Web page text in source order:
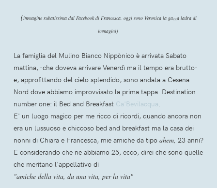
(immagine rubatissima dal Facebook di Francesca, oggi sono Veronica la gazza ladra di
immagini)
La famiglia del Mulino Bianco Nippònico è arrivata Sabato
mattina, -che doveva arrivare Venerdì ma il tempo era brutto-
e, approfittando del cielo splendido, sono andata a Cesena
Nord dove abbiamo improvvisato la prima tappa. Destination
number one: il Bed and Breakfast Ca'Bevilacqua.
E' un luogo magico per me ricco di ricordi, quando ancora non
era un lussuoso e chiccoso bed and breakfast ma la casa dei
nonni di Chiara e Francesca, mie amiche da tipo ahem, 23 anni?
E considerando che ne abbiamo 25, ecco, direi che sono quelle
che meritano l'appellativo di
"amiche della vita, da una vita, per la vita"